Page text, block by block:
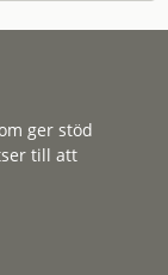
ger stöd
till att